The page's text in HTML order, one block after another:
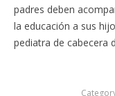
padres deben
la educación a sus
pediatra de cabecera